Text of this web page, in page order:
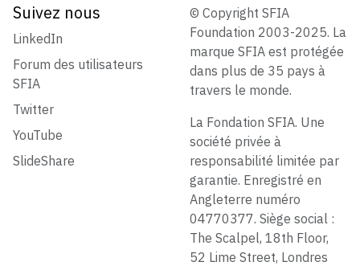
Suivez nous
LinkedIn
Forum des utilisateurs
SFIA
Twitter
YouTube
SlideShare
© Copyright SFIA
Foundation 2003-2025. La
marque SFIA est protégée
dans plus de 35 pays à
travers le monde.
La Fondation SFIA. Une
société privée à
responsabilité limitée par
garantie. Enregistré en
Angleterre numéro
04770377. Siège social :
The Scalpel, 18th Floor,
52 Lime Street, Londres